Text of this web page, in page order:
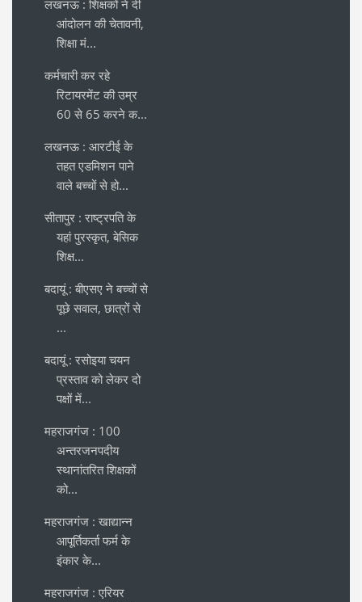
लखनऊ : शिक्षकों ने दी
आंदोलन की चेतावनी,
शिक्षा मं...
कर्मचारी कर रहे
रिटायरमेंट की उम्र
60 से 65 करने क...
लखनऊ : आरटीई के
तहत एडमिशन पाने
वाले बच्चों से हो...
सीतापुर : राष्ट्रपति के
यहां पुरस्कृत, बेसिक
शिक्ष...
बदायूं : बीएसए ने बच्चों से
पूछे सवाल, छात्रों से
...
बदायूं : रसोइया चयन
प्रस्ताव को लेकर दो
पक्षों में...
महराजगंज : 100
अन्तरजनपदीय
स्थानांतरित शिक्षकों
को...
महराजगंज : खाद्यान्न
आपूर्तिकर्ता फर्म के
इंकार के...
महराजगंज : एरियर